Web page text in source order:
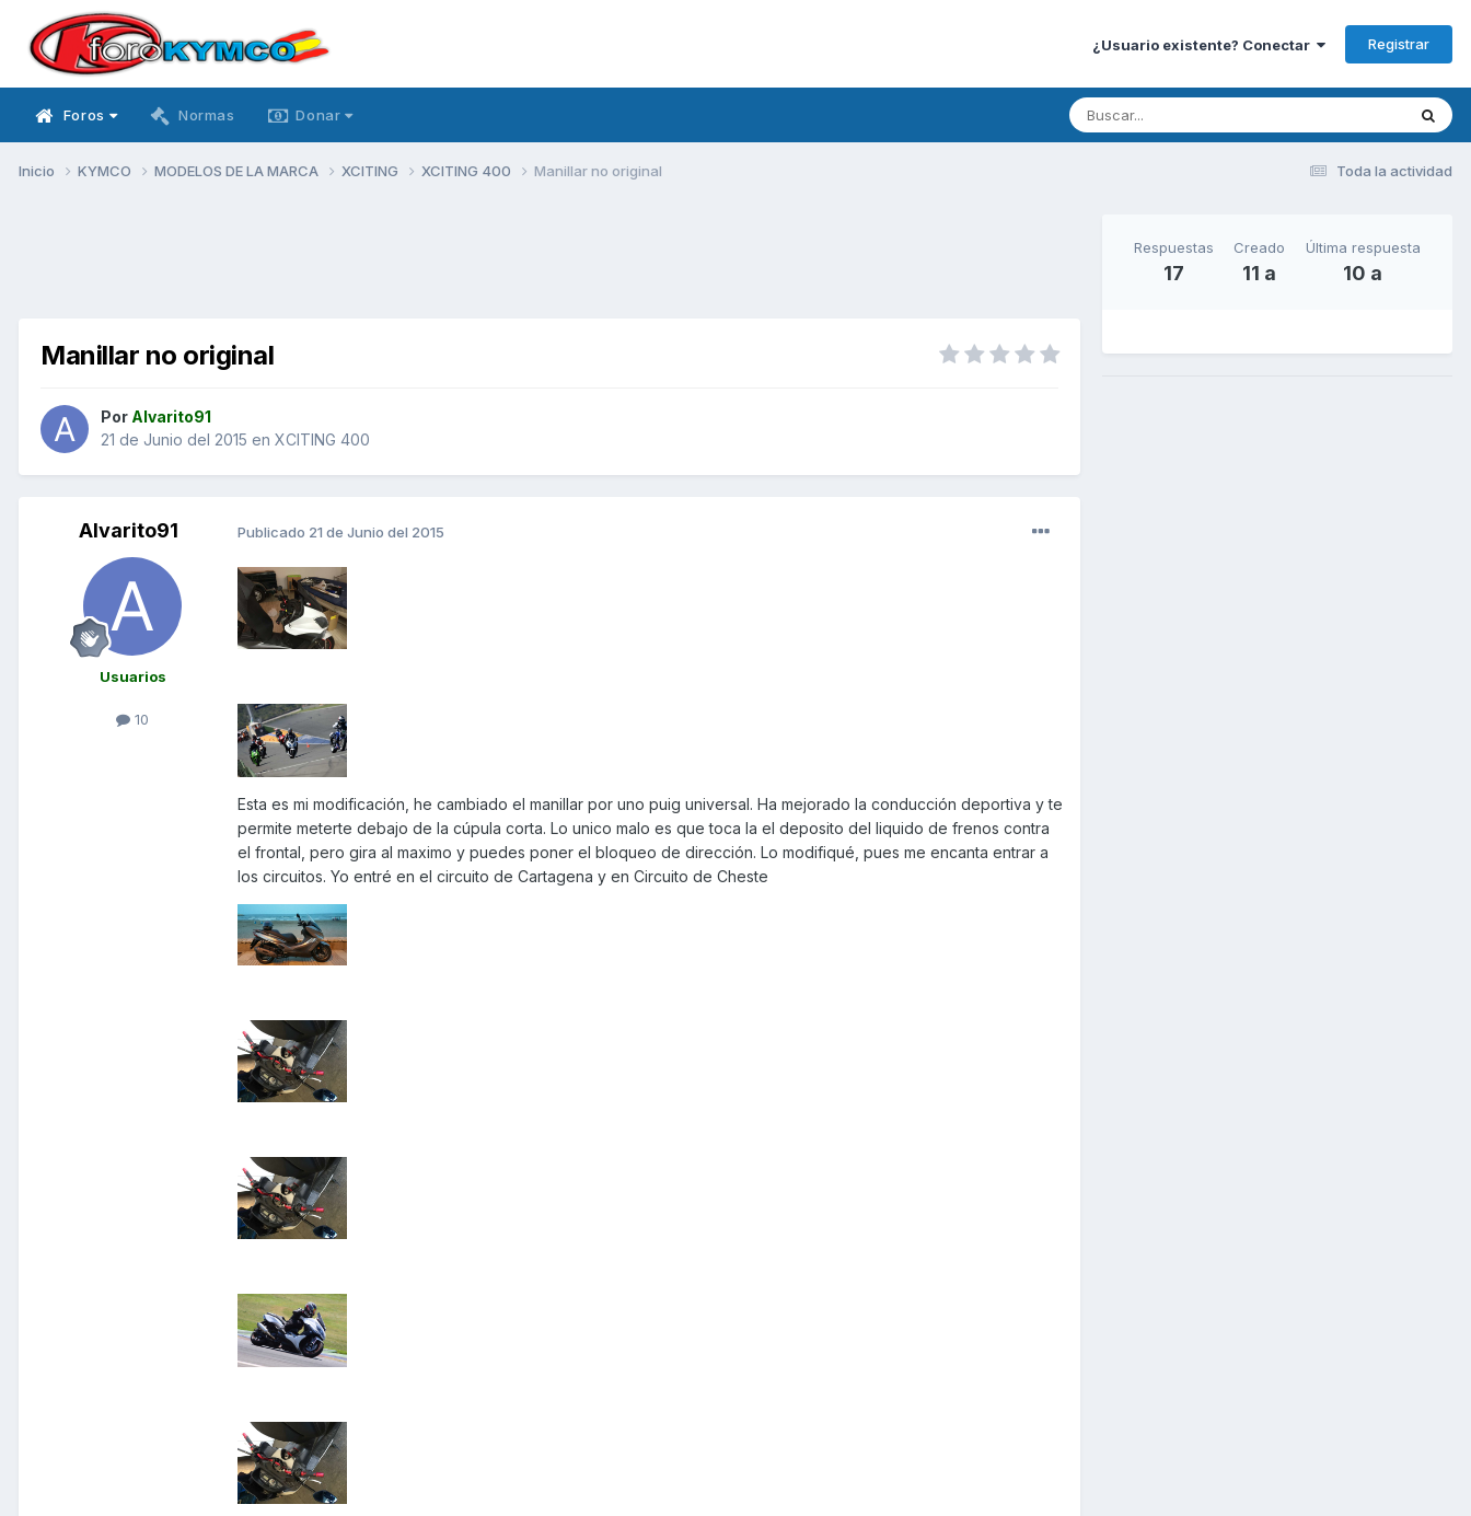
¿Usuario existente? Conectar Registrar
Foros Normas Donar
Toda la actividad
Inicio KYMCO MODELOS DE LA MARCA XCITING XCITING 400 Manillar no original
Manillar no original
Por Alvarito91
21 de Junio del 2015 en XCITING 400
Alvarito91
Usuarios
10
Publicado 21 de Junio del 2015
Esta es mi modificación, he cambiado el manillar por uno puig universal. Ha mejorado la conducción deportiva y te
permite meterte debajo de la cúpula corta. Lo unico malo es que toca la el deposito del liquido de frenos contra
el frontal, pero gira al maximo y puedes poner el bloqueo de dirección. Lo modifiqué, pues me encanta entrar a
los circuitos. Yo entré en el circuito de Cartagena y en Circuito de Cheste
Respuestas
17
Creado
11 a
Última respuesta
10 a